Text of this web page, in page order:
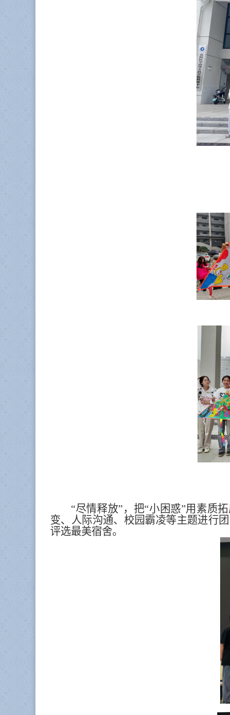
“尽情释放”，把“小困惑”用素质
变、人际沟通、校园霸凌等主题进行
评选最美宿舍。